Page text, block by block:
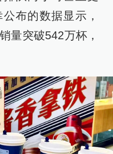
布的数据显示，
量突破542万杯，